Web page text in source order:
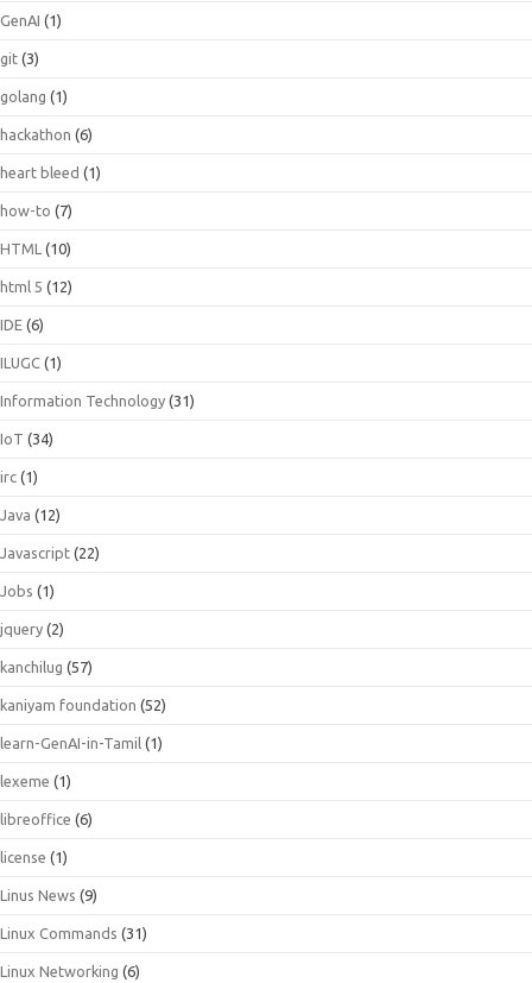
GenAI (1)
git (3)
golang (1)
hackathon (6)
heart bleed (1)
how-to (7)
HTML (10)
html 5 (12)
IDE (6)
ILUGC (1)
Information Technology (31)
IoT (34)
irc (1)
Java (12)
Javascript (22)
Jobs (1)
jquery (2)
kanchilug (57)
kaniyam foundation (52)
learn-GenAI-in-Tamil (1)
lexeme (1)
libreoffice (6)
license (1)
Linus News (9)
Linux Commands (31)
Linux Networking (6)